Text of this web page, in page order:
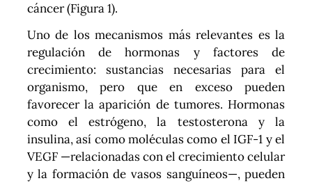
cáncer (Figura 1).
Uno de los mecanismos más relevantes es la
regulación de hormonas y factores de
crecimiento: sustancias necesarias para el
organismo, pero que en exceso pueden
favorecer la aparición de tumores. Hormonas
como el estrógeno, la testosterona y la
insulina, así como moléculas como el IGF-1 y el
VEGF —relacionadas con el crecimiento celular
y la formación de vasos sanguíneos—, pueden